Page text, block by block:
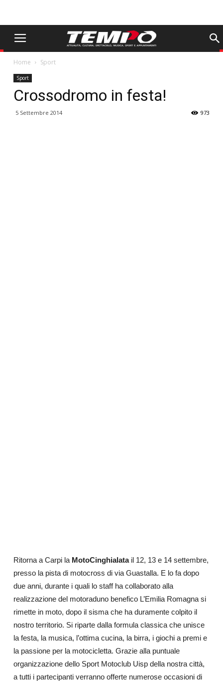
Home Sport
Sport
Crossodromo in festa!
5 Settembre 2014 973
Ritorna a Carpi la MotoCinghialatail 12, 13 e 14 settembre,
presso la pista di motocross di via Guastalla. E lo fa dopo
due anni, durante i quali lo staff ha collaborato alla
realizzazione del motoraduno benefico L’Emilia Romagna si
rimette in moto, dopo il sisma che ha duramente colpito il
nostro territorio. Si riparte dalla formula classica che unisce
la festa, la musica, l’ottima cucina, la birra, i giochi a premi e
la passione per la motocicletta. Grazie alla puntuale
organizzazione dello Sport Motoclub Uisp della nostra città,
a tutti i partecipanti verranno offerte numerose occasioni di